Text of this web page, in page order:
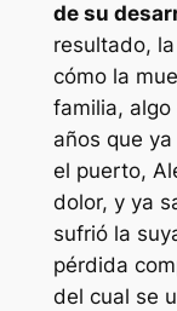
de su
resultado,
cómo la
familia, algo
años que
el puerto,
dolor, y ya
sufrió la
pérdida
del cual se